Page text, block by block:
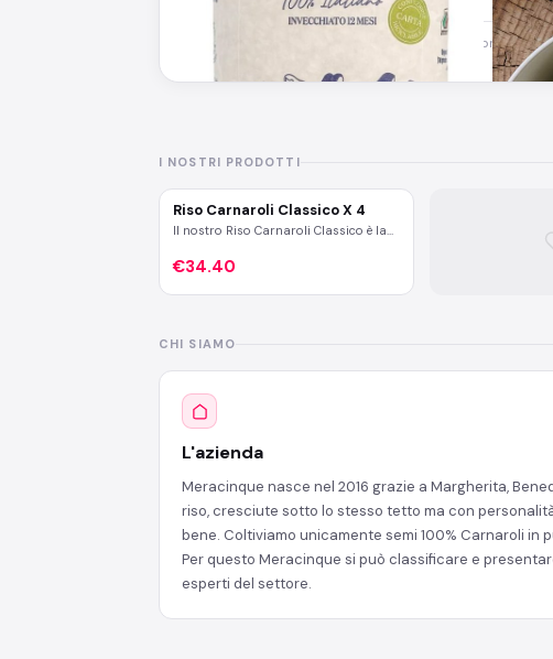
Accedi per lasciare una recensione su questo prodotto.
I NOSTRI PRODOTTI
Riso Carnaroli Classico X 4
Il nostro Riso Carnaroli Classico è la
perfettamente la cottura cuocendo
consistente, delicato e profumato. X 4
€34.40
CHI SIAMO
L'azienda
Meracinque nasce nel 2016 grazie a Margherita,
riso, cresciute sotto lo stesso tetto ma con
bene. Coltiviamo unicamente semi 100% Carnaroli
Per questo Meracinque si può classificare e
esperti del settore.